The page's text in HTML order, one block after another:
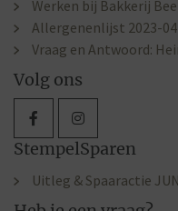
Werken bij Bakkerij
Allergenenlijst 2023-
Vraag en Antwoord:
Volg ons
StempelSparen
Uitleg & Spaaractie